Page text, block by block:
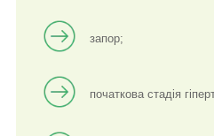
запор;
початкова стадія